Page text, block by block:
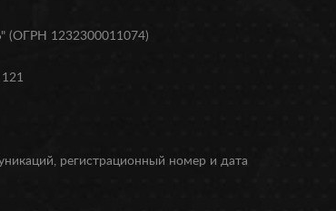
1232300011074)
регистрационный номер и дата